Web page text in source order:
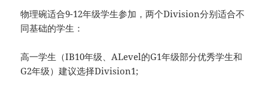
物理碗适合9-12年级学生参加，两个Division分别适合不
同基础的学生：
高一学生（IB10年级、ALevel的G1年级部分优秀学生和
G2年级）建议选择Division1;